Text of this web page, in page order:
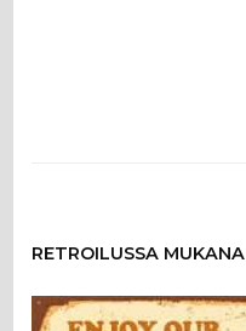
RETROILUSSA MUKANA